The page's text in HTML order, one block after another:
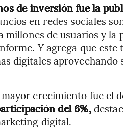
de inversión fue la
en redes sociales
millones de usuarios y la
Y agrega que este
digitales aprovechando
crecimiento fue el
del 6%,
digital.